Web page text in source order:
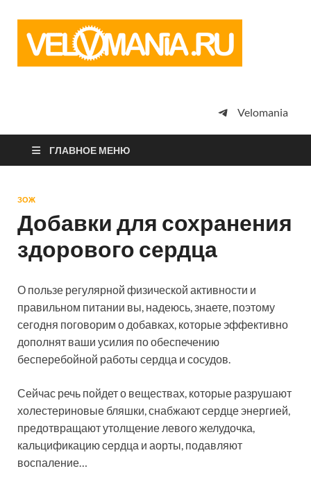
просто
Velomania
ГЛАВНОЕ МЕНЮ
ЗОЖ
Добавки для сохранения
здорового сердца
О пользе регулярной физической активности и
правильном питании вы, надеюсь, знаете, поэтому
сегодня поговорим о добавках, которые эффективно
дополнят ваши усилия по обеспечению
бесперебойной работы сердца и сосудов.
Сейчас речь пойдет о веществах, которые разрушают
холестериновые бляшки, снабжают сердце энергией,
предотвращают утолщение левого желудочка,
кальцификацию сердца и аорты, подавляют
воспаление…